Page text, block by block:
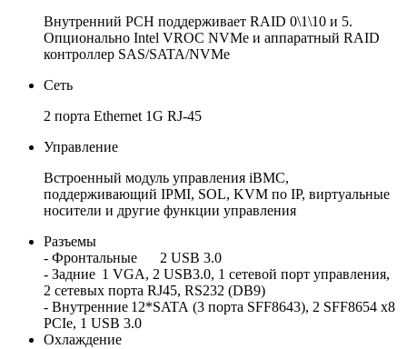
Внутренний PCH поддерживает RAID 0\1\10 и 5.
Опционально Intel VROC NVMe и аппаратный RAID
контроллер SAS/SATA/NVMe
Сеть
2 порта Ethernet 1G RJ-45
Управление
Встроенный модуль управления iBMC,
поддерживающий IPMI, SOL, KVM по IP, виртуальные
носители и другие функции управления
Разъемы
- Фронтальные
2 USB 3.0
- Задние 1 VGA, 2 USB3.0, 1 сетевой порт управления,
2 сетевых порта RJ45, RS232 (DB9)
- Внутренние 12*SATA (3 порта SFF8643), 2 SFF8654 x8
PCIe, 1 USB 3.0
Охлаждение